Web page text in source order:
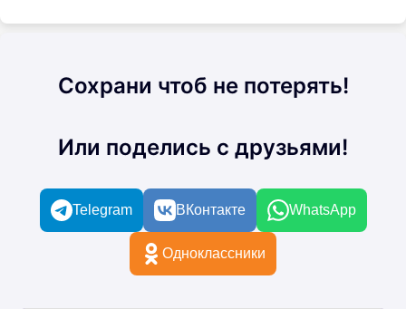
Сохрани чтоб не потерять!
Или поделись с друзьями!
Telegram ВКонтакте WhatsApp
Одноклассники